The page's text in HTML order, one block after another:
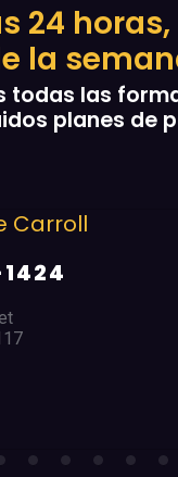
24
la
todas las
planes de